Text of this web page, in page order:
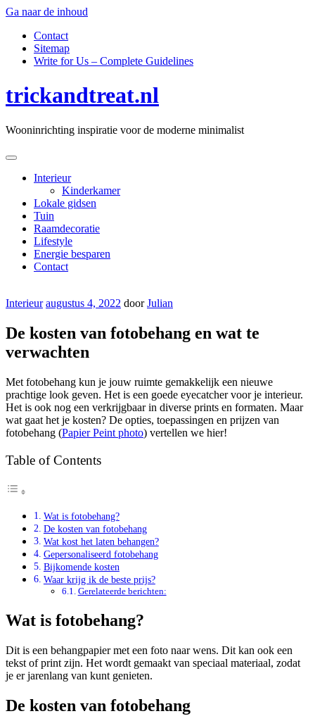
Ga naar de inhoud
Contact
Sitemap
Write for Us – Complete Guidelines
trickandtreat.nl
Wooninrichting inspiratie voor de moderne minimalist
Interieur
Kinderkamer
Lokale gidsen
Tuin
Raamdecoratie
Lifestyle
Energie besparen
Contact
Interieur augustus 4, 2022 doorJulian
De kosten van fotobehang en wat te
verwachten
Met fotobehang kun je jouw ruimte gemakkelijk een nieuwe
prachtige look geven. Het is een goede eyecatcher voor je interieur.
Het is ook nog een verkrijgbaar in diverse prints en formaten. Maar
wat gaat het je kosten? De opties, toepassingen en prijzen van
fotobehang (Papier Peint photo) vertellen we hier!
Table of Contents
Wat is fotobehang?
De kosten van fotobehang
Wat kost het laten behangen?
Gepersonaliseerd fotobehang
Bijkomende kosten
Waar krijg ik de beste prijs?
Gerelateerde berichten:
Wat is fotobehang?
Dit is een behangpapier met een foto naar wens. Dit kan ook een
tekst of print zijn. Het wordt gemaakt van speciaal materiaal, zodat
je er jarenlang van kunt genieten.
De kosten van fotobehang